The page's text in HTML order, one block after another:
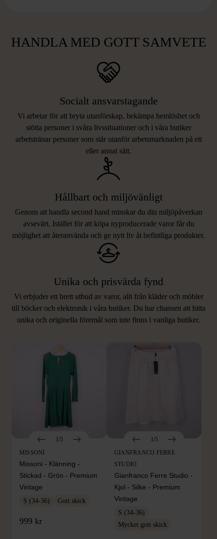
HANDLA MED GOTT SAMVETE
Socialt ansvarstagande
Vi arbetar för att bryta utanförskap, bekämpa hemlöshet och
stötta personer i svåra livssituationer och i våra butiker
arbetstränar personer som står utanför arbetsmarknaden på ett
eller annat sätt.
Hållbart och miljövänligt
Genom att handla second hand minskar du din miljöpåverkan
avsevärt. Istället för att köpa nyproducerade varor får du
möjlighet att återanvända och ge nytt liv åt befintliga produkter.
Unika och prisvärda fynd
Vi erbjuder ett brett utbud av varor, allt från kläder och möbler
till böcker och elektronik i våra butiker. Du har chansen att hitta
unika och originella föremål som inte finns i vanliga butiker.
LIKNANDE PRODUKTER
Hitta produkter som påminner om denna
1/5
MISSONI
Missoni - Klänning -
Stickad - Grön - Premium
Vintage
S (34-36) Gott skick
999 kr
1/5
GIANFRANCO FERRE
STUDIO
Gianfranco Ferre Studio -
Kjol - Silke - Premium
Vintage
S (34-36)
Mycket gott skick